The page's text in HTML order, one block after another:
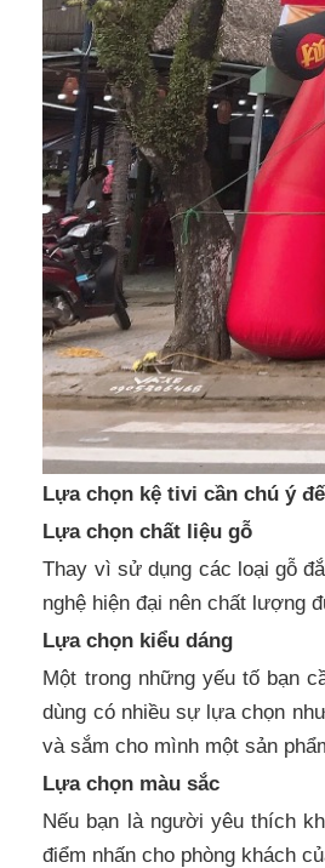
Lựa chọn kệ tivi cần chú ý
Lựa chọn chất liệu gỗ
Thay vì sử dụng các loại gỗ
nghệ hiện đại nên chất lượng
Lựa chọn kiểu dáng
Một trong những yếu tố bạn
dùng có nhiều sự lựa chọn
và sắm cho mình một sản
Lựa chọn màu sắc
Nếu bạn là người yêu thích
điểm nhấn cho phòng khách